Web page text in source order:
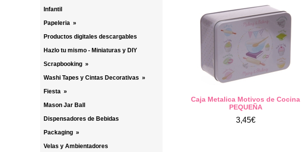
Infantil
Papeleria »
Productos digitales descargables
Hazlo tu mismo - Miniaturas y DIY
Scrapbooking »
Washi Tapes y Cintas Decorativas »
Fiesta »
Mason Jar Ball
Dispensadores de Bebidas
Packaging »
Velas y Ambientadores
Caja Metalica Motivos de Cocina
PEQUEÑA
3,45€